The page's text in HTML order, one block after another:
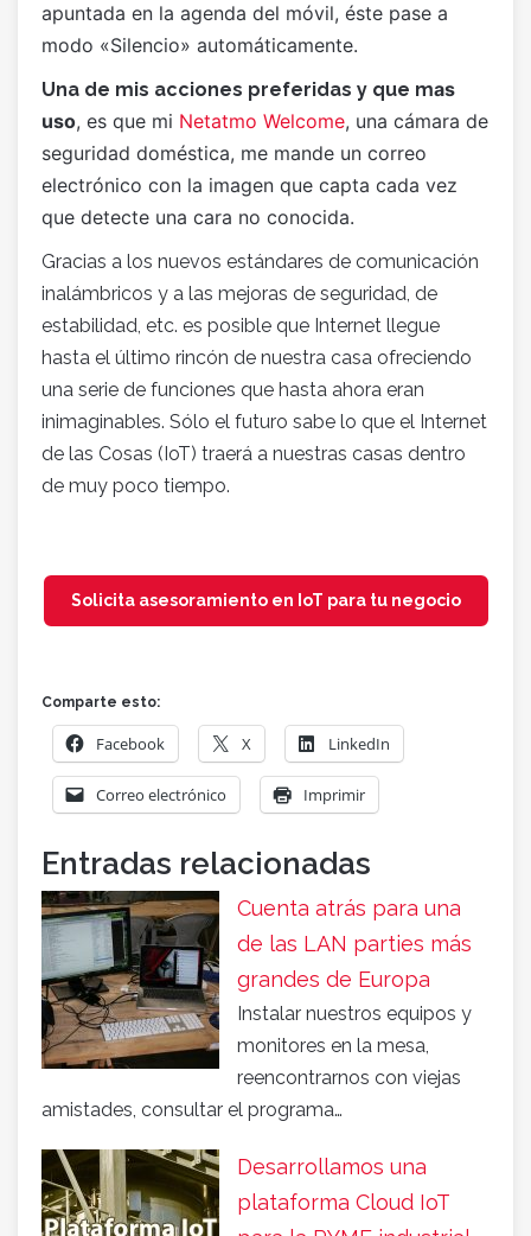
apuntada en la agenda del móvil, éste pase a
modo «Silencio» automáticamente.
Una de mis acciones preferidas y que mas
uso, es que mi Netatmo Welcome, una cámara de
seguridad doméstica, me mande un correo
electrónico con la imagen que capta cada vez
que detecte una cara no conocida.
Gracias a los nuevos estándares de comunicación
inalámbricos y a las mejoras de seguridad, de
estabilidad, etc. es posible que Internet llegue
hasta el último rincón de nuestra casa ofreciendo
una serie de funciones que hasta ahora eran
inimaginables. Sólo el futuro sabe lo que el Internet
de las Cosas (IoT) traerá a nuestras casas dentro
de muy poco tiempo.
Solicita asesoramiento en IoT para tu negocio
Comparte esto:
Facebook X LinkedIn
Correo electrónico Imprimir
Entradas relacionadas
Cuenta atrás para una
de las LAN parties más
grandes de Europa
Instalar nuestros equipos y
monitores en la mesa,
reencontrarnos con viejas
amistades, consultar el programa…
Desarrollamos una
plataforma Cloud IoT